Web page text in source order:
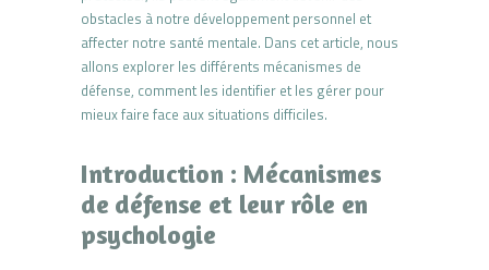
obstacles à notre développement personnel et
affecter notre santé mentale. Dans cet article, nous
allons explorer les différents mécanismes de
défense, comment les identifier et les gérer pour
mieux faire face aux situations difficiles.
Introduction : Mécanismes
de défense et leur rôle en
psychologie